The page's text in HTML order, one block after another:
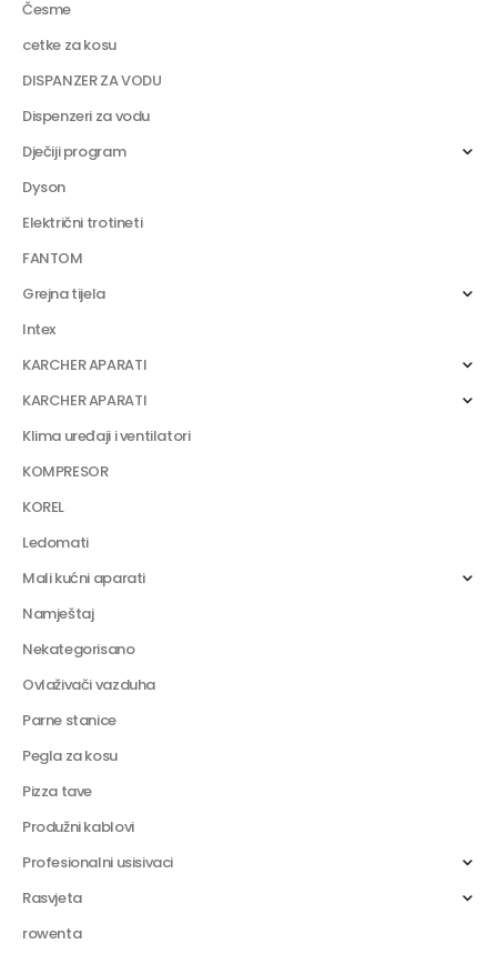
Česme
cetke za kosu
DISPANZER ZA VODU
Dispenzeri za vodu
Dječiji program
Dyson
Električni trotineti
FANTOM
Grejna tijela
Intex
KARCHER APARATI
KARCHER APARATI
Klima uređaji i ventilatori
KOMPRESOR
KOREL
Ledomati
Mali kućni aparati
Namještaj
Nekategorisano
Ovlaživači vazduha
Parne stanice
Pegla za kosu
Pizza tave
Produžni kablovi
Profesionalni usisivaci
Rasvjeta
rowenta